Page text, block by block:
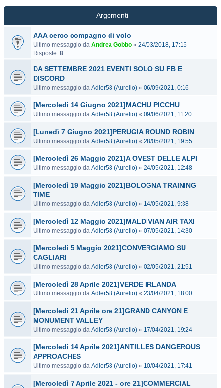
Argomenti
AAA cerco compagno di volo
Ultimo messaggio da Andrea Gobbo « 24/03/2018, 17:16
Risposte: 8
DA SETTEMBRE 2021 EVENTI SOLO SU FB E
DISCORD
Ultimo messaggio da Adler58 (Aurelio) « 06/09/2021, 0:16
[Mercoledì 14 Giugno 2021]MACHU PICCHU
Ultimo messaggio da Adler58 (Aurelio) « 09/06/2021, 11:20
[Lunedì 7 Giugno 2021]PERUGIA ROUND ROBIN
Ultimo messaggio da Adler58 (Aurelio) « 28/05/2021, 19:55
[Mercoledì 26 Maggio 2021]A OVEST DELLE ALPI
Ultimo messaggio da Adler58 (Aurelio) « 24/05/2021, 12:48
[Mercoledì 19 Maggio 2021]BOLOGNA TRAINING
TIME
Ultimo messaggio da Adler58 (Aurelio) « 14/05/2021, 9:38
[Mercoledì 12 Maggio 2021]MALDIVIAN AIR TAXI
Ultimo messaggio da Adler58 (Aurelio) « 07/05/2021, 14:30
[Mercoledì 5 Maggio 2021]CONVERGIAMO SU
CAGLIARI
Ultimo messaggio da Adler58 (Aurelio) « 02/05/2021, 21:51
[Mercoledì 28 Aprile 2021]VERDE IRLANDA
Ultimo messaggio da Adler58 (Aurelio) « 23/04/2021, 18:00
[Mercoledì 21 Aprile ore 21]GRAND CANYON E
MONUMENT VALLEY
Ultimo messaggio da Adler58 (Aurelio) « 17/04/2021, 19:24
[Mercoledì 14 Aprile 2021]ANTILLES DANGEROUS
APPROACHES
Ultimo messaggio da Adler58 (Aurelio) « 10/04/2021, 17:41
[Mercoledì 7 Aprile 2021 - ore 21]COMMERCIAL